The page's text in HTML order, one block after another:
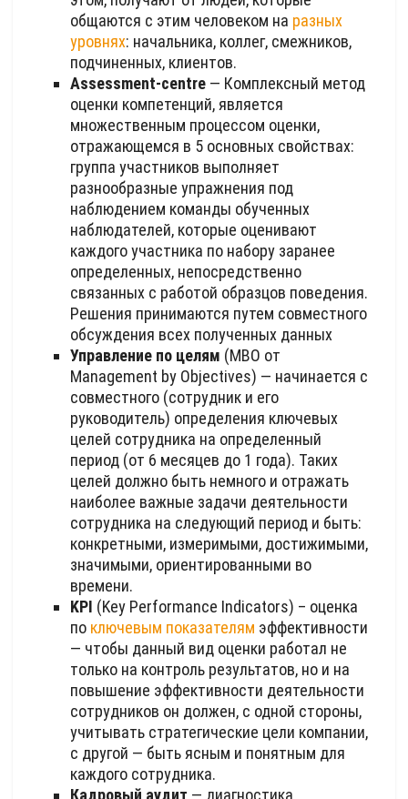
общаются с этим человеком на разных
уровнях: начальника, коллег, смежников,
подчиненных, клиентов.
Assessment-centre — Комплексный метод
оценки компетенций, является
множественным процессом оценки,
отражающемся в 5 основных свойствах:
группа участников выполняет
разнообразные упражнения под
наблюдением команды обученных
наблюдателей, которые оценивают
каждого участника по набору заранее
определенных, непосредственно
связанных с работой образцов поведения.
Решения принимаются путем совместного
обсуждения всех полученных данных
Управление по целям (MBO от
Management by Objectives) — начинается с
совместного (сотрудник и его
руководитель) определения ключевых
целей сотрудника на определенный
период (от 6 месяцев до 1 года). Таких
целей должно быть немного и отражать
наиболее важные задачи деятельности
сотрудника на следующий период и быть:
конкретными, измеримыми, достижимыми,
значимыми, ориентированными во
времени.
KPI (Key Performance Indicators) – оценка
по ключевым показателям эффективности
— чтобы данный вид оценки работал не
только на контроль результатов, но и на
повышение эффективности деятельности
сотрудников он должен, с одной стороны,
учитывать стратегические цели компании,
с другой — быть ясным и понятным для
каждого сотрудника.
Кадровый аудит — диагностика